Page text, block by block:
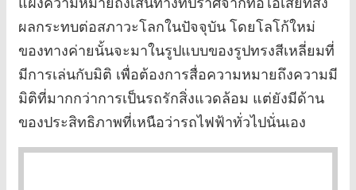
ผลกระทบต่อสภาวะโลกในปัจจุบัน โดยโลโก้ใหม่
ของทางค่ายนั้นจะมาในรูปแบบของรูปทรงสีเหลี่ยมที่
มีการเล่นกับมิติ เพื่อต้องการสื่อความหมายถึงความมี
มิติที่มากกว่าการเป็นรถรักสิ่งแวดล้อม แต่ยังมีด้าน
ของประสิทธิภาพที่เหนือว่ารถไฟฟ้าทั่วไปนั่นเอง